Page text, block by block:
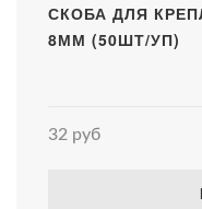
СКОБА ДЛЯ
8ММ (50ШТ/УП)
32 руб